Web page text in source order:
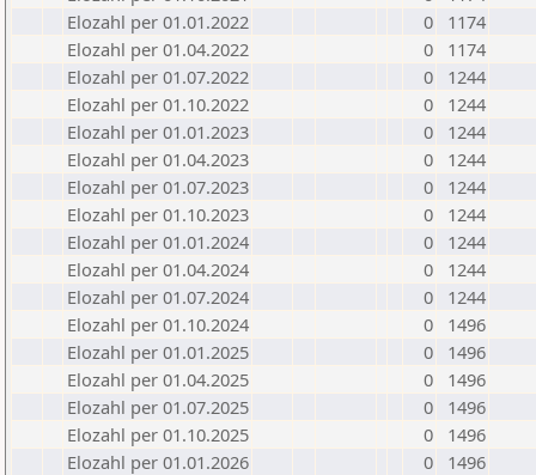
Elozahl per 01.01.2022
0
1174
Elozahl per 01.04.2022
0
1174
Elozahl per 01.07.2022
0
1244
Elozahl per 01.10.2022
0
1244
Elozahl per 01.01.2023
0
1244
Elozahl per 01.04.2023
0
1244
Elozahl per 01.07.2023
0
1244
Elozahl per 01.10.2023
0
1244
Elozahl per 01.01.2024
0
1244
Elozahl per 01.04.2024
0
1244
Elozahl per 01.07.2024
0
1244
Elozahl per 01.10.2024
0
1496
Elozahl per 01.01.2025
0
1496
Elozahl per 01.04.2025
0
1496
Elozahl per 01.07.2025
0
1496
Elozahl per 01.10.2025
0
1496
Elozahl per 01.01.2026
0
1496